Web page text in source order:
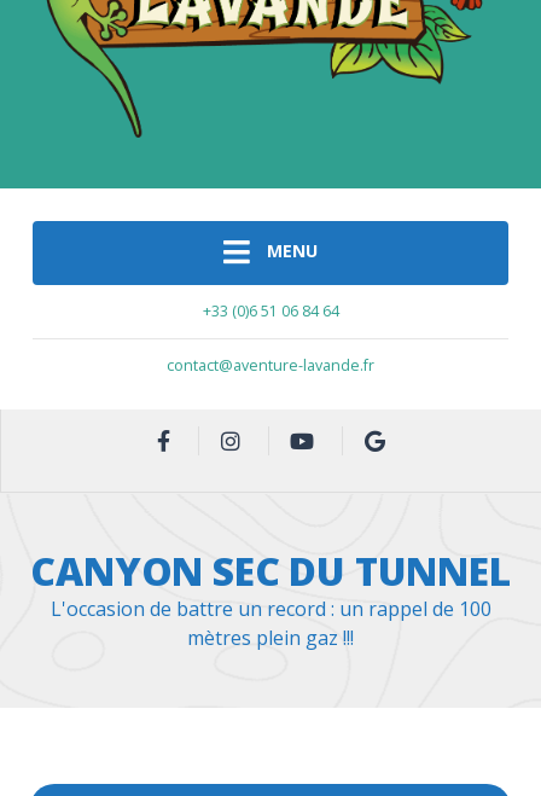
MENU
+33 (0)6 51 06 84 64
contact@aventure-lavande.fr
CANYON SEC DU TUNNEL
L'occasion de battre un record : un rappel de 100
mètres plein gaz !!!